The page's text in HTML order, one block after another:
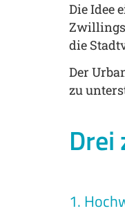
Die Idee
Zwillings
die
Der
zu
1.